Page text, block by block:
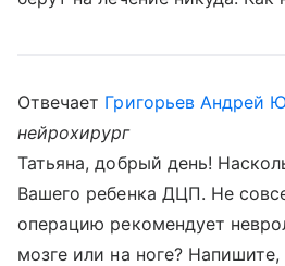
Отвечает Григорьев Андрей
нейрохирург
Татьяна, добрый день!
Вашего ребенка ДЦП. Не
операцию рекомендует
мозге или на ноге?